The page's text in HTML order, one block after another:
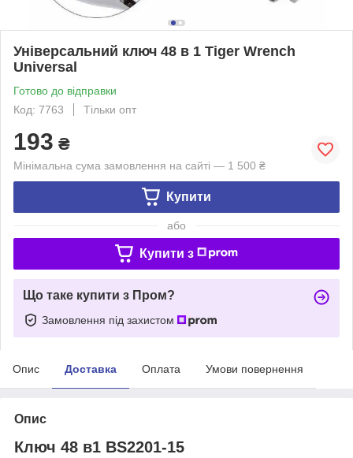
Універсальний ключ 48 в 1 Tiger Wrench
Universal
Готово до відправки
Код: 7763
Тільки опт
193 ₴
Мінімальна сума замовлення на сайті — 1 500 ₴
Купити
або
Купити з
Що таке купити з Пром?
Замовлення під захистом
Опис Доставка Оплата Умови повернення
Опис
Ключ 48 в1 BS2201-15